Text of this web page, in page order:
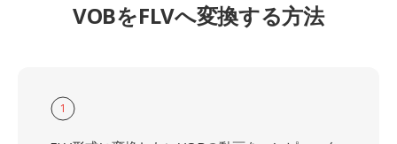
VOBをFLVへ変換する方法
1